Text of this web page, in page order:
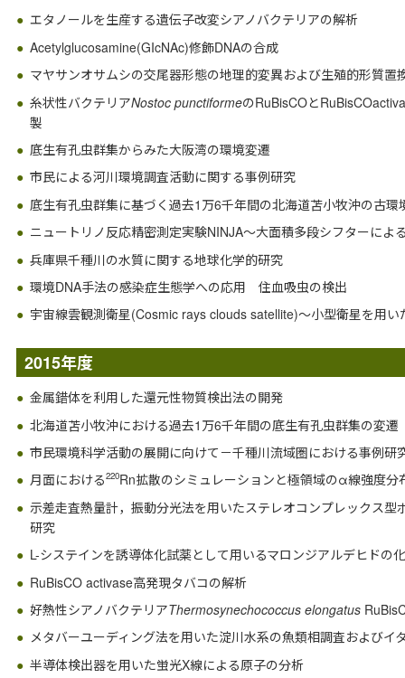
エタノールを生産する遺伝子改変シアノバクテリアの解析
Acetylglucosamine(GIcNAc)修飾DNAの合成
マヤサンオサムシの交尾器形態の地理的変異および生殖的形質置
糸状性バクテリアNostoc punctiformeのRuBisCOと
製
底生有孔虫群集からみた大阪湾の環境変遷
市民による河川環境調査活動に関する事例研究
底生有孔虫群集に基づく過去1万6千年間の北海道苫小牧沖の古環
ニュートリノ反応精密測定実験NINJA～大面積多段シフターによ
兵庫県千種川の水質に関する地球化学的研究
環境DNA手法の感染症生態学への応用 住血吸虫の検出
宇宙線雲観測衛星(Cosmic rays clouds satellite)～小型衛星を用
2015年度
金属錯体を利用した還元性物質検出法の開発
北海道苫小牧沖における過去1万6千年間の底生有孔虫群集の変遷
市民環境科学活動の展開に向けて－千種川流域圏における事例研
月面における220Rn拡散のシミュレーションと極領域のα線強度分
示差走査熱量計，振動分光法を用いたステレオコンプレックス
研究
L-システインを誘導体化試薬として用いるマロンジアルデヒドの
RuBisCO activase高発現タバコの解析
好熱性シアノバクテリアThermosynechococcus elongatus
メタバーユーディング法を用いた淀川水系の魚類相調査およびイ
半導体検出器を用いた蛍光X線による原子の分析